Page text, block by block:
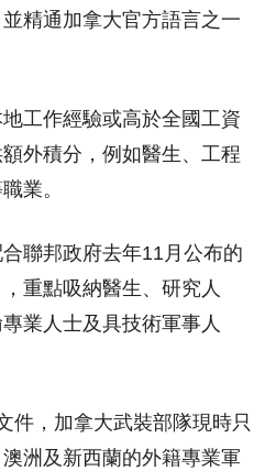
精通加拿大官方語言之一
工作經驗或高於全國工資
外積分，例如醫生、工程
業。
聯邦政府去年11月公布的
重點吸納醫生、研究人
業人士及具技術軍事人
件，加拿大武裝部隊現時只
洲及新西蘭的外籍專業軍